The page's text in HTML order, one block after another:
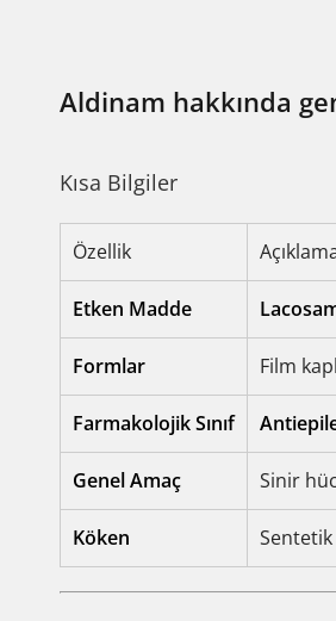
Aldinam hakkında
Kısa Bilgiler
Özellik
Etken Madde
Formlar Film
Farmakolojik Sınıf
Genel Amaç Sinir
Köken